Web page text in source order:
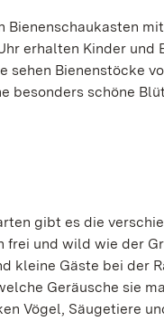
erhalten Kinder
sehen Bienenstöcke
besonders schöne
gibt es die
frei und wild wie der
kleine Gäste bei der
Geräusche sie
Vögel, Säugetiere